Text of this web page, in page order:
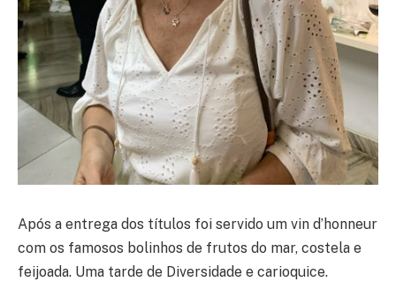
Após a entrega dos títulos foi servido um vin d’honneur
com os famosos bolinhos de frutos do mar, costela e
feijoada. Uma tarde de Diversidade e carioquice.